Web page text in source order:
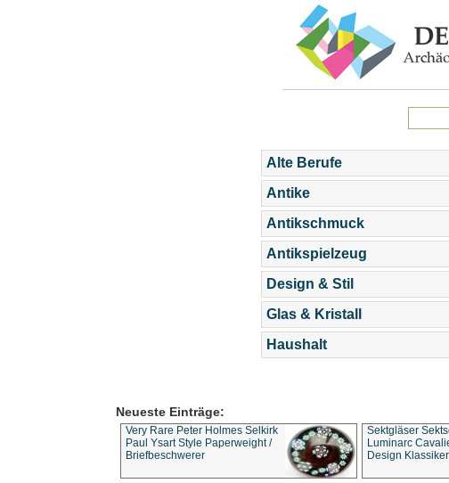
Alte Berufe
Antike
Antikschmuck
Antikspielzeug
Design & Stil
Glas & Kristall
Haushalt
Neueste Einträge:
Very Rare Peter Holmes Selkirk
Paul Ysart Style Paperweight /
Briefbeschwerer
Sektgläser
Luminarc
Design Klassiker